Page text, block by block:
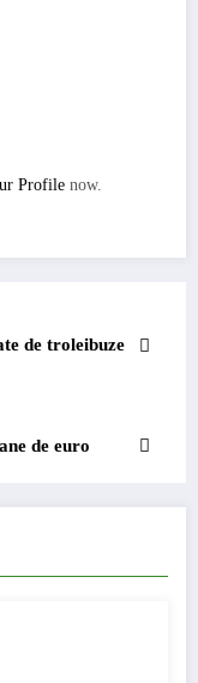
Profile now.
de troleibuze
de euro